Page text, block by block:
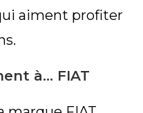
aiment profiter
à… FIAT